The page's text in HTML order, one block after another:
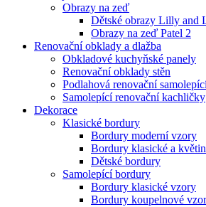
Obrazy na zeď
Dětské obrazy Lilly and
Obrazy na zeď Patel 2
Renovační obklady a dlažba
Obkladové kuchyňské panely
Renovační obklady stěn
Podlahová renovační
Samolepící renovační kachličky
Dekorace
Klasické bordury
Bordury moderní vzory
Bordury klasické a
Dětské bordury
Samolepící bordury
Bordury klasické vzory
Bordury koupelnové